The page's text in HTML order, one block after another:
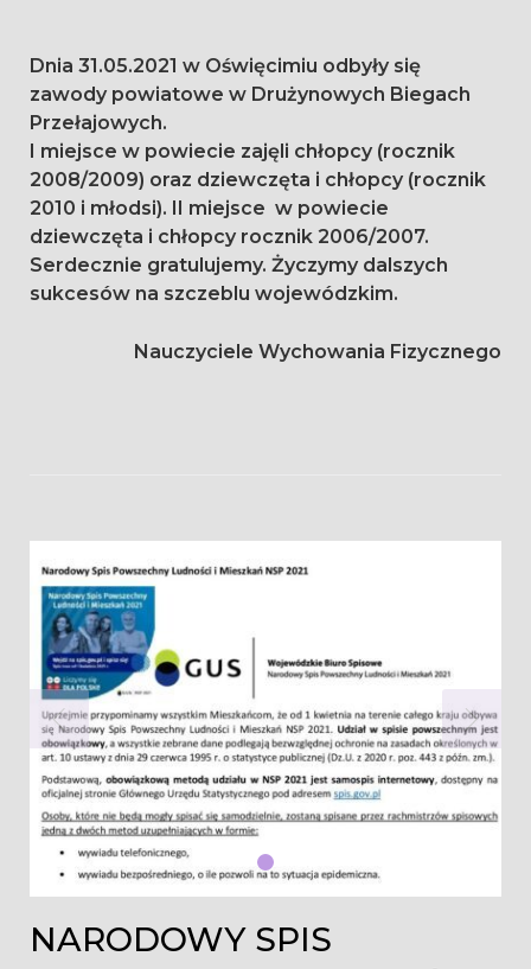
Dnia 31.05.2021 w Oświęcimiu odbyły się
zawody powiatowe w Drużynowych Biegach
Przełajowych.
I miejsce w powiecie zajęli chłopcy (rocznik
2008/2009) oraz dziewczęta i chłopcy (rocznik
2010 i młodsi). II miejsce w powiecie
dziewczęta i chłopcy rocznik 2006/2007.
Serdecznie gratulujemy. Życzymy dalszych
sukcesów na szczeblu wojewódzkim.
Nauczyciele Wychowania Fizycznego
NARODOWY SPIS